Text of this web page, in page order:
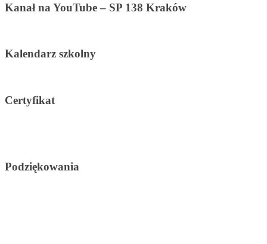
Kanał na YouTube – SP 138 Kraków
Kalendarz szkolny
Certyfikat
Podziękowania